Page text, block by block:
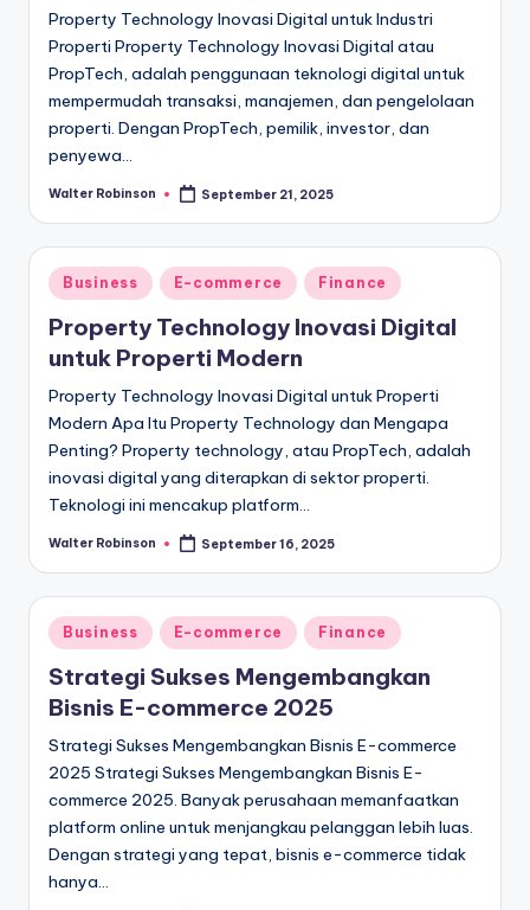
Property Technology Inovasi Digital untuk Industri
Properti Property Technology Inovasi Digital atau
PropTech, adalah penggunaan teknologi digital untuk
mempermudah transaksi, manajemen, dan pengelolaan
properti. Dengan PropTech, pemilik, investor, dan
penyewa…
Posted
Walter Robinson September 21, 2025
Posted
in
Business E-commerce Finance
Property Technology Inovasi Digital
untuk Properti Modern
Property Technology Inovasi Digital untuk Properti
Modern Apa Itu Property Technology dan Mengapa
Penting? Property technology, atau PropTech, adalah
inovasi digital yang diterapkan di sektor properti.
Teknologi ini mencakup platform…
Posted
Walter Robinson September 16, 2025
Posted
in
Business E-commerce Finance
Strategi Sukses Mengembangkan
Bisnis E-commerce 2025
Strategi Sukses Mengembangkan Bisnis E-commerce
2025 Strategi Sukses Mengembangkan Bisnis E-
commerce 2025. Banyak perusahaan memanfaatkan
platform online untuk menjangkau pelanggan lebih luas.
Dengan strategi yang tepat, bisnis e-commerce tidak
hanya…